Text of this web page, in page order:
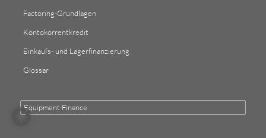
Factoring-Grundlagen
Kontokorrentkredit
Einkaufs- und Lagerfinanzierung
Glossar
Equipment Finance